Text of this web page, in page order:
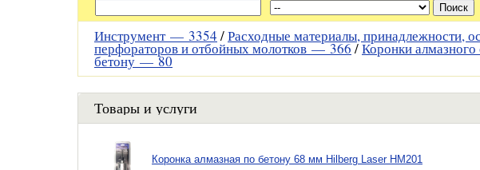
Инструмент — 3354 /Расходные материалы, принадлежности,
перфораторов и отбойных молотков —366/Коронки
бетону —80
Товары и услуги
Коронка алмазная по бетону 68 мм Hilberg Laser HM201